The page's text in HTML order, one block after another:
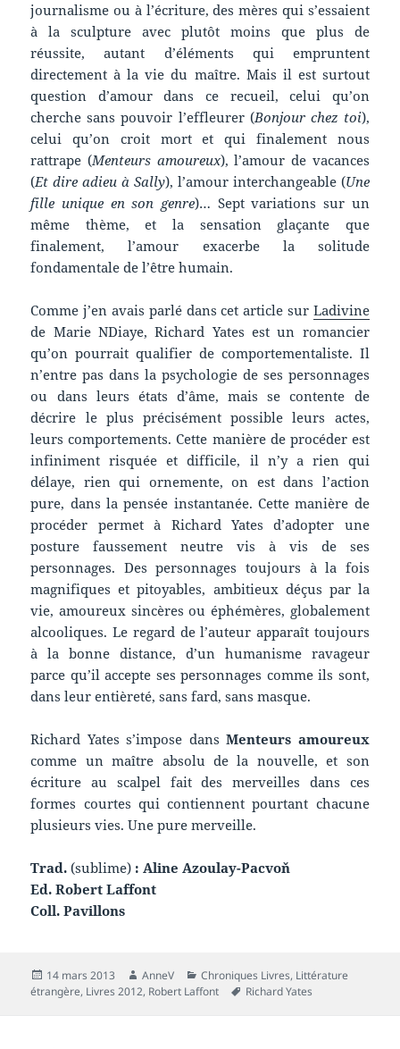
journalisme ou à l’écriture, des mères qui s’essaient
à la sculpture avec plutôt moins que plus de
réussite, autant d’éléments qui empruntent
directement à la vie du maître. Mais il est surtout
question d’amour dans ce recueil, celui qu’on
cherche sans pouvoir l’effleurer (Bonjour chez toi),
celui qu’on croit mort et qui finalement nous
rattrape (Menteurs amoureux), l’amour de vacances
(Et dire adieu à Sally), l’amour interchangeable (Une
fille unique en son genre)… Sept variations sur un
même thème, et la sensation glaçante que
finalement, l’amour exacerbe la solitude
fondamentale de l’être humain.
Comme j’en avais parlé dans cet article sur Ladivine
de Marie NDiaye, Richard Yates est un romancier
qu’on pourrait qualifier de comportementaliste. Il
n’entre pas dans la psychologie de ses personnages
ou dans leurs états d’âme, mais se contente de
décrire le plus précisément possible leurs actes,
leurs comportements. Cette manière de procéder est
infiniment risquée et difficile, il n’y a rien qui
délaye, rien qui ornemente, on est dans l’action
pure, dans la pensée instantanée. Cette manière de
procéder permet à Richard Yates d’adopter une
posture faussement neutre vis à vis de ses
personnages. Des personnages toujours à la fois
magnifiques et pitoyables, ambitieux déçus par la
vie, amoureux sincères ou éphémères, globalement
alcooliques. Le regard de l’auteur apparaît toujours
à la bonne distance, d’un humanisme ravageur
parce qu’il accepte ses personnages comme ils sont,
dans leur entièreté, sans fard, sans masque.
Richard Yates s’impose dansMenteurs amoureux
comme un maître absolu de la nouvelle, et son
écriture au scalpel fait des merveilles dans ces
formes courtes qui contiennent pourtant chacune
plusieurs vies. Une pure merveille.
Trad.(sublime) : Aline Azoulay-Pacvoň
Ed. Robert Laffont
Coll. Pavillons
Publié
le
14 mars 2013 Auteur
AnneV Catégories
Chroniques Livres, Littérature
étrangère, Livres 2012, Robert Laffont
Mots-
Richard Yates